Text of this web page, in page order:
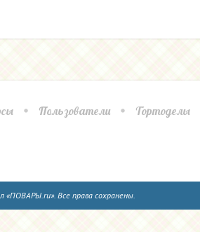
Пользователи Тортоделы
«ПОВАРЫ.ru». Все права сохранены.